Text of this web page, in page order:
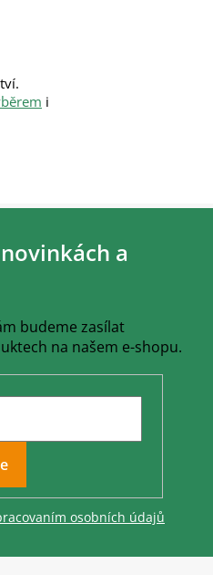
u
i
a
budeme zasílat
na našem e-shopu.
osobních údajů